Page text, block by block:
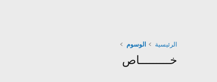
الرئيسية الوسوم
خـــــــــاص